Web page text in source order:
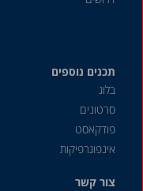
תכנים נוספים
בלוג
סרטונים
פודקאסט
אינפוגרפיקות
צור קשר